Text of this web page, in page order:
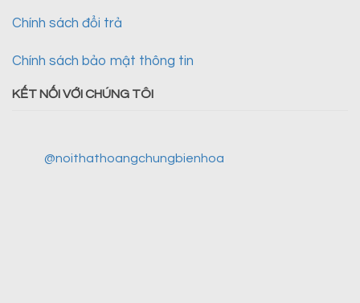
Chính sách đổi trả
Chính sách bảo mật thông tin
KẾT NỐI VỚI CHÚNG TÔI
@noithathoangchungbienhoa